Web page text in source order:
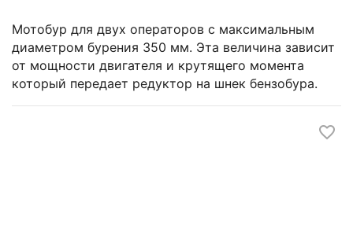
Мотобур для двух операторов c максимальным
диаметром бурения 350 мм. Эта величина зависит
от мощности двигателя и крутящего момента
который передает редуктор на шнек бензобура.